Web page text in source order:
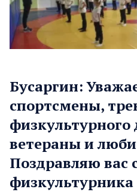
Бусаргин:
спортсмены,
ветераны и
Поздравляю вас
физкультурника